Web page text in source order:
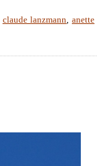
claude lanzmann, anette